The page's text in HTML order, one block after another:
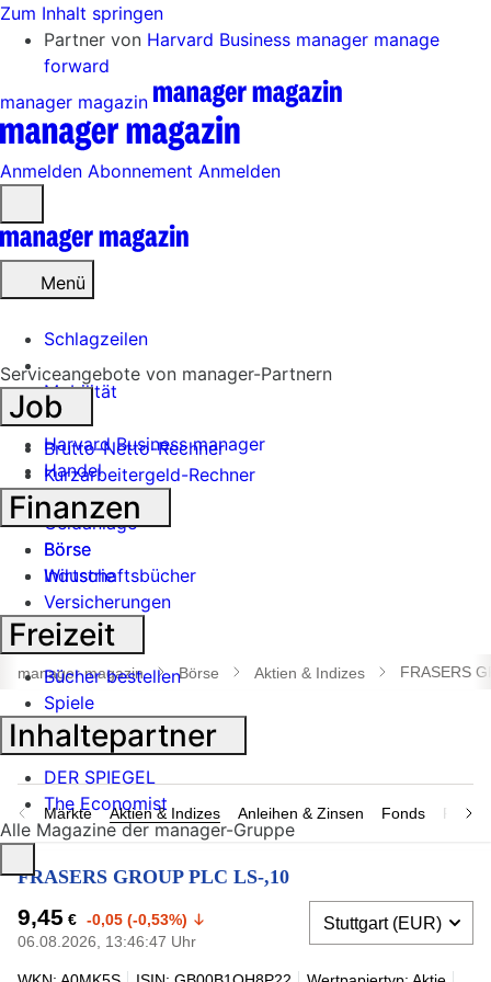
Zum Inhalt springen
Partner von Harvard Business manager manage
forward
manager magazin
Anmelden Abonnement Anmelden
öffnen
Menü
Schlagzeilen
Mobilität
Tech
Harvard Business manager
Handel
Banken
Geldanlage
Börse
Industrie
Suche
öffnen
manager magazin Börse Aktien & Indizes FRASERS
Märkte Aktien & Indizes Anleihen & Zinsen Fonds
FRASERS GROUP PLC LS-,10
9,45 € -0,05 (-0,53%)
06.08.2026, 13:46:47 Uhr
Serviceangebote von manager-Partnern
Job
Brutto-Netto-Rechner
Kurzarbeitergeld-Rechner
Finanzen
Börse
Wirtschaftsbücher
Versicherungen
Freizeit
Bücher bestellen
Spiele
Inhaltepartner
DER SPIEGEL
The Economist
Alle Magazine der manager-Gruppe